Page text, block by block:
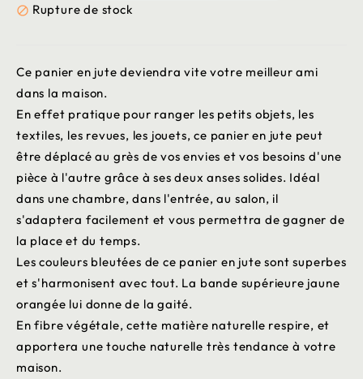
 Rupture de stock
Ce panier en jute deviendra vite votre meilleur ami
dans la maison.
En effet pratique pour ranger les petits objets, les
textiles, les revues, les jouets, ce panier en jute peut
être déplacé au grès de vos envies et vos besoins d'une
pièce à l'autre grâce à ses deux anses solides. Idéal
dans une chambre, dans l'entrée, au salon, il
s'adaptera facilement et vous permettra de gagner de
la place et du temps.
Les couleurs bleutées de ce panier en jute sont superbes
et s'harmonisent avec tout. La bande supérieure jaune
orangée lui donne de la gaité.
En fibre végétale, cette matière naturelle respire, et
apportera une touche naturelle très tendance à votre
maison.